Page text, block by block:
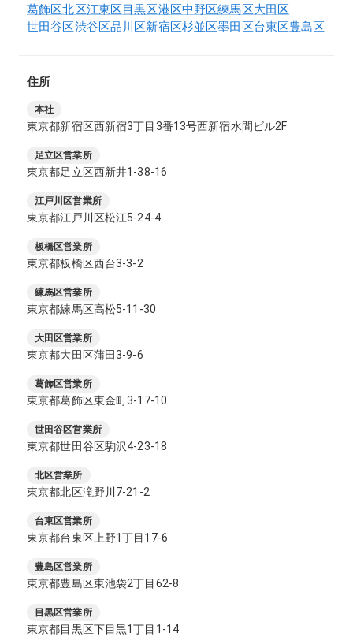
葛飾区北区江東区目黒区港区中野区練馬区大田区
世田谷区渋谷区品川区新宿区杉並区墨田区台東区豊島区
住所
本社
東京都新宿区西新宿3丁目3番13号西新宿水間ビル2F
足立区営業所
東京都足立区西新井1-38-16
江戸川区営業所
東京都江戸川区松江5-24-4
板橋区営業所
東京都板橋区西台3-3-2
練馬区営業所
東京都練馬区高松5-11-30
大田区営業所
東京都大田区蒲田3-9-6
葛飾区営業所
東京都葛飾区東金町3-17-10
世田谷区営業所
東京都世田谷区駒沢4-23-18
北区営業所
東京都北区滝野川7-21-2
台東区営業所
東京都台東区上野1丁目17-6
豊島区営業所
東京都豊島区東池袋2丁目62-8
目黒区営業所
東京都目黒区下目黒1丁目1-14